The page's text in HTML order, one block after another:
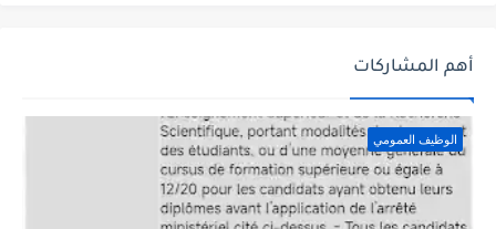
أهم المشاركات
الوظيف العمومي